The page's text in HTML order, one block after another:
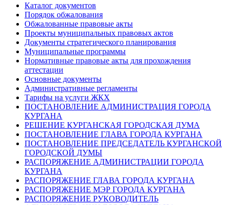
Каталог документов
Порядок обжалования
Обжалованные правовые акты
Проекты муниципальных правовых актов
Документы стратегического планирования
Муниципальные программы
Нормативные правовые акты для прохождения
аттестации
Основные документы
Административные регламенты
Тарифы на услуги ЖКХ
ПОСТАНОВЛЕНИЕ АДМИНИСТРАЦИЯ ГОРОДА
КУРГАНА
РЕШЕНИЕ КУРГАНСКАЯ ГОРОДСКАЯ ДУМА
ПОСТАНОВЛЕНИЕ ГЛАВА ГОРОДА КУРГАНА
ПОСТАНОВЛЕНИЕ ПРЕДСЕДАТЕЛЬ КУРГАНСКОЙ
ГОРОДСКОЙ ДУМЫ
РАСПОРЯЖЕНИЕ АДМИНИСТРАЦИИ ГОРОДА
КУРГАНА
РАСПОРЯЖЕНИЕ ГЛАВА ГОРОДА КУРГАНА
РАСПОРЯЖЕНИЕ МЭР ГОРОДА КУРГАНА
РАСПОРЯЖЕНИЕ РУКОВОДИТЕЛЬ